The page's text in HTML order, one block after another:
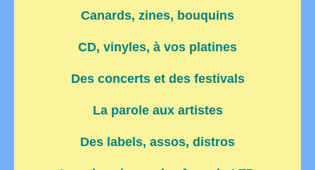
Canards, zines, bouquins
CD, vinyles, à vos platines
Des concerts et des festivals
La parole aux artistes
Des labels, assos, distros